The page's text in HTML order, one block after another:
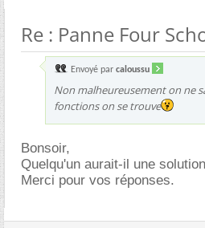
Re : Panne Four
Envoyé par caloussu
Non malheureusement on ne
fonctions on se trouve
Bonsoir,
Quelqu'un aurait-il une
Merci pour vos réponses.